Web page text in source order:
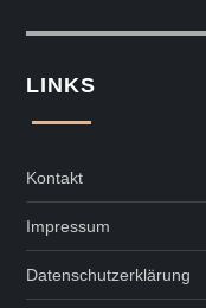
LINKS
Kontakt
Impressum
Datenschutzerklärung